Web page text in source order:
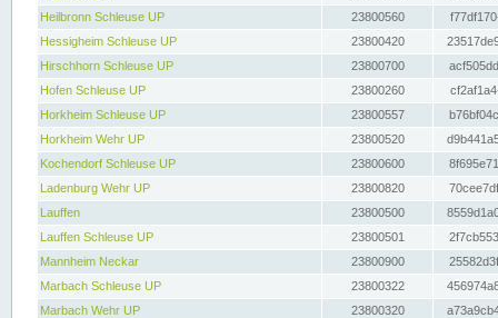
Heilbronn Schleuse UP
23800560
Hessigheim Schleuse UP
23800420
Hirschhorn Schleuse UP
23800700
Hofen Schleuse UP
23800260
Horkheim Schleuse UP
23800557
Horkheim Wehr UP
23800520
Kochendorf Schleuse UP
23800600
Ladenburg Wehr UP
23800820
Lauffen
23800500
Lauffen Schleuse UP
23800501
Mannheim Neckar
23800900
Marbach Schleuse UP
23800322
Marbach Wehr UP
23800320